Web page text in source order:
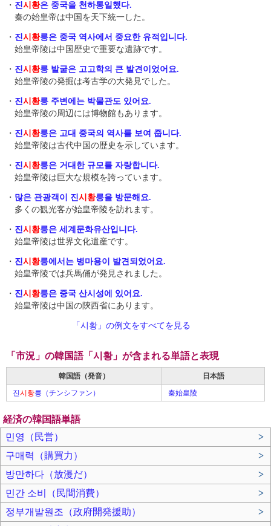
・ 진시황은 중국을 천하통일했다.
秦の始皇帝は中国を天下統一した。
・ 진시황릉은 중국 역사에서 중요한 유적입니다.
始皇帝陵は中国歴史で重要な遺跡です。
・ 진시황릉 발굴은 고고학의 큰 발견이었어요.
始皇帝陵の発掘は考古学の大発見でした。
・ 진시황릉 주변에는 박물관도 있어요.
始皇帝陵の周辺には博物館もあります。
・ 진시황릉은 고대 중국의 역사를 보여 줍니다.
始皇帝陵は古代中国の歴史を示しています。
・ 진시황릉은 거대한 규모를 자랑합니다.
始皇帝陵は巨大な規模を誇っています。
・ 많은 관광객이 진시황릉을 방문해요.
多くの観光客が始皇帝陵を訪れます。
・ 진시황릉은 세계문화유산입니다.
始皇帝陵は世界文化遺産です。
・ 진시황릉에서는 병마용이 발견되었어요.
始皇帝陵では兵馬俑が発見されました。
・ 진시황릉은 중국 산시성에 있어요.
始皇帝陵は中国の陝西省にあります。
「시황」の例文をすべてを見る
「市況」の韓国語「시황」が含まれる単語と表現
韓国語（発音）
日本語
진시황릉（チンシファン） 秦始皇陵
経済の韓国語単語
민영（民営）
>
구매력（購買力）
>
방만하다（放漫だ）
>
민간 소비（民間消費）
>
정부개발원조（政府開発援助）
>